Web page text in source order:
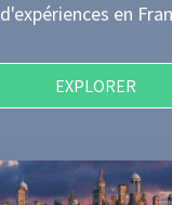
d'expériences en
EXPLORER